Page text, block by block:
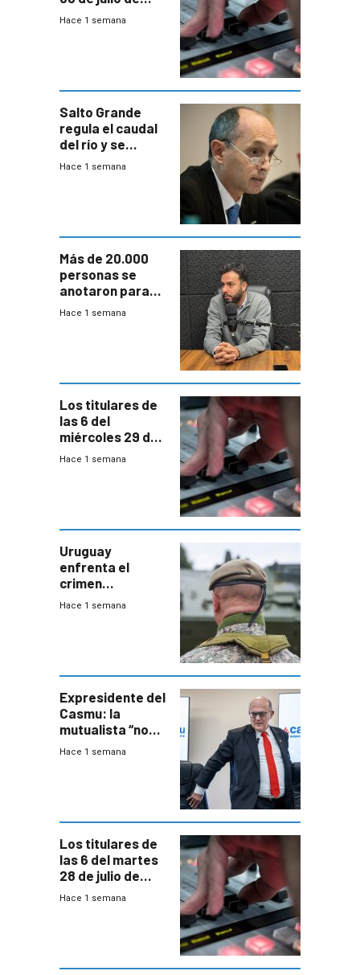
2026
Hace 1 semana
Salto Grande
regula el caudal
del río y se
prepara para un
Hace 1 semana
Más de 20.000
personas se
anotaron para
las pruebas
Hace 1 semana
Los titulares de
las 6 del
miércoles 29 de
julio de 2026
Hace 1 semana
Uruguay
enfrenta el
crimen
organizado con
seguridad
Hace 1 semana
Expresidente del
Casmu: la
mutualista “no
está para pagar”
Hace 1 semana
Los titulares de
las 6 del martes
28 de julio de
2026
Hace 1 semana